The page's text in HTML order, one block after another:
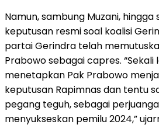
Namun, sambung Muzani,
keputusan resmi soal koalisi
partai Gerindra telah
Prabowo sebagai capres.
menetapkan Pak Prabowo
keputusan Rapimnas dan tentu
pegang teguh, sebagai
menyukseskan pemilu 2024,”